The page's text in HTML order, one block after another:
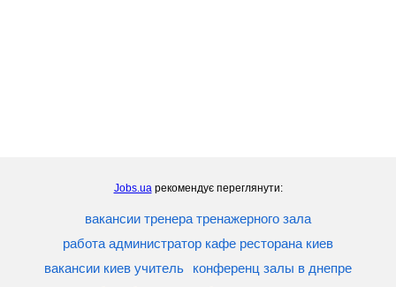
Jobs.uaрекомендує переглянути:
вакансии тренера тренажерного зала
работа администратор кафе ресторана киев
вакансии киев учитель
конференц залы в днепре